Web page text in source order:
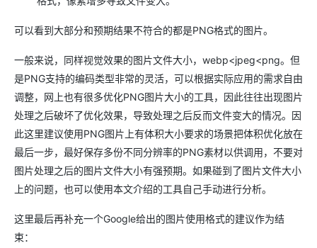
可以看到大部分和预期结果不符合的都是PNG格式的图片。
一般来说，同样视觉效果的图片文件大小，webp<jpeg<png。但
是PNG支持的编码类型非常的灵活，可以根据实际应用的需求自由
调整，网上也有很多优化PNG图片大小的工具，因此往往出现图片
处理之后破坏了优化效果，导致处理之后反而文件变大的情况。因
此这里建议使用PNG图片上有体积大小要求的场景把体积优化放在
最后一步，最好保存多份不同分辨率的PNG素材以供调用，不要对
图片处理之后的图片文件大小有强预期。如果碰到了图片文件大小
上的问题，也可以使用本文介绍的工具自己手动进行分析。
这里最后再补充一个Google给出的图片使用格式的建议作为结
束：